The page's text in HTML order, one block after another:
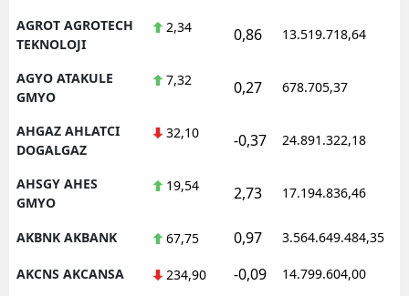
AGROT AGROTECH
TEKNOLOJI
2,34 0,86 13.519.718,64
AGYO ATAKULE
GMYO
7,32 0,27 678.705,37
AHGAZ AHLATCI
DOGALGAZ
32,10 -0,37 24.891.322,18
AHSGY AHES
GMYO
19,54 2,73 17.194.836,46
AKBNK AKBANK 67,75 0,97 3.564.649.484,35
AKCNS AKCANSA 234,90 -0,09 14.799.604,00